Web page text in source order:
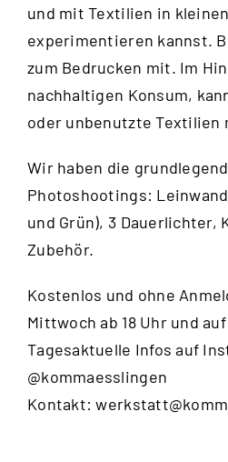
und mit Textilien in
experimentieren kannst.
zum Bedrucken mit. Im
nachhaltigen Konsum,
oder unbenutzte Textilien
Wir haben die
Photoshootings:
und Grün), 3 Dauerlichter,
Zubehör.
Kostenlos und ohne
Mittwoch ab 18 Uhr und
Tagesaktuelle Infos auf
@kommaesslingen
Kontakt: